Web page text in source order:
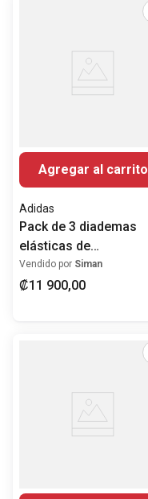
Agregar al carrito
Adidas
Pack de 3 diademas
elásticas de
entrenamiento Adidas
negro con blanco
Vendido por Siman
₡11 900,00